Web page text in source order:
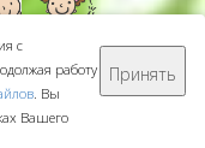
2026
с
работу
. Вы
Вашего
Принять